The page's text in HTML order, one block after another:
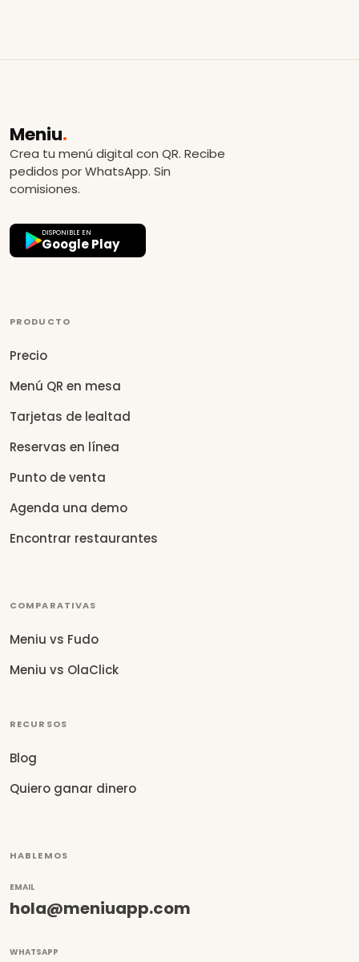
Meniu.
Crea tu menú digital con QR. Recibe
pedidos por WhatsApp. Sin
comisiones.
DISPONIBLE EN
Google Play
PRODUCTO
Precio
Menú QR en mesa
Tarjetas de lealtad
Reservas en línea
Punto de venta
Agenda una demo
Encontrar restaurantes
COMPARATIVAS
Meniu vs Fudo
Meniu vs OlaClick
RECURSOS
Blog
Quiero ganar dinero
HABLEMOS
EMAIL
hola@meniuapp.com
WHATSAPP